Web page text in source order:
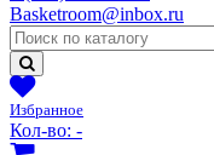
Basketroom@inbox.ru
Избранное
Кол-во: -